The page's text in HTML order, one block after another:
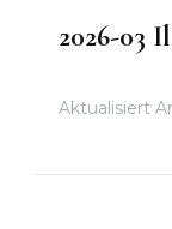
2026-03
Aktualisiert